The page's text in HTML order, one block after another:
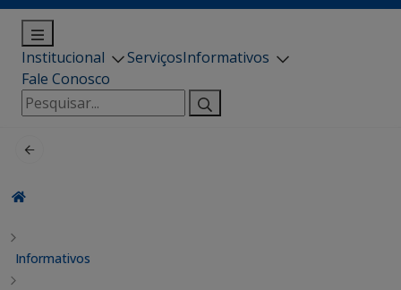
Institucional ServiçosInformativos
Fale Conosco
Pesquisar
por:
Informativos